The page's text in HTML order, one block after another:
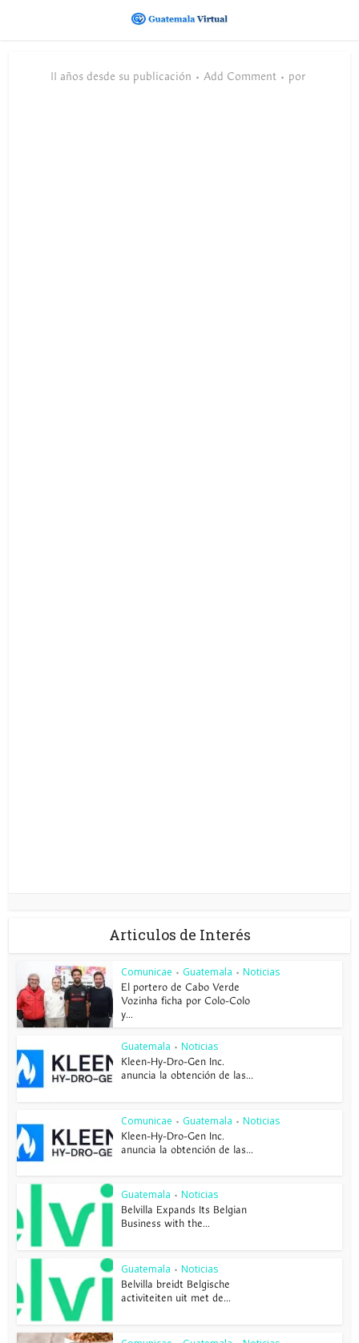
11 años desde su publicación Add Comment por
Articulos de Interés
Comunicae • Guatemala • Noticias
El portero de Cabo Verde
Vozinha ficha por Colo-Colo
y...
Guatemala • Noticias
Kleen-Hy-Dro-Gen Inc.
anuncia la obtención de las...
Comunicae • Guatemala • Noticias
Kleen-Hy-Dro-Gen Inc.
anuncia la obtención de las...
Guatemala • Noticias
Belvilla Expands Its Belgian
Business with the...
Guatemala • Noticias
Belvilla breidt Belgische
activiteiten uit met de...